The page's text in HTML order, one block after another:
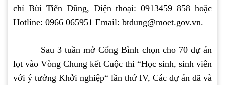
chí Bùi Tiến Dũng, Điện thoại: 0913459 858 hoặc
Hotline: 0966 065951 Email: btdung@moet.gov.vn.
Sau 3 tuần mở Cổng Bình chọn cho 70 dự án
lọt vào Vòng Chung kết Cuộc thi “Học sinh, sinh viên
với ý tưởng Khởi nghiệp“ lần thứ IV, Các dự án đã và